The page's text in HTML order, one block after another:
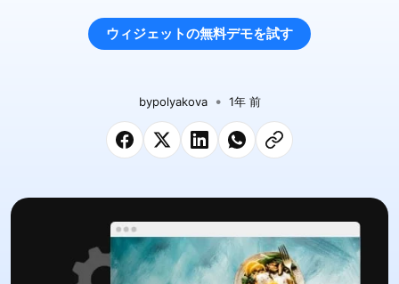
ウィジェットの無料デモを試す
bypolyakova 1年 前